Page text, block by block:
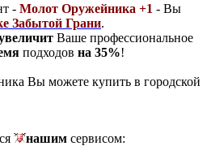
- Молот Оружейника +1 - Вы
Забытой Грани.
Ваше профессиональное
подходов на 35%!
Вы можете купить в городской
нашим сервисом: